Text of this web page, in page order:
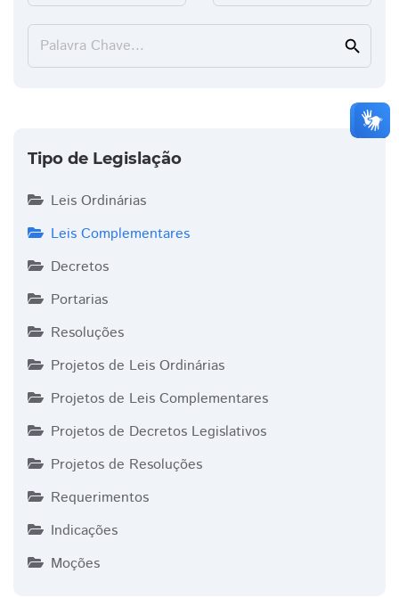
Palavra Chave... search
Tipo de Legislação
Leis Ordinárias
Leis Complementares
Decretos
Portarias
Resoluções
Projetos de Leis Ordinárias
Projetos de Leis Complementares
Projetos de Decretos Legislativos
Projetos de Resoluções
Requerimentos
Indicações
Moções